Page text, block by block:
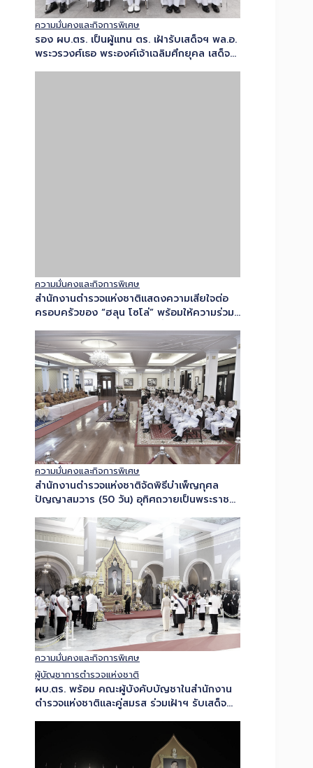
ความมั่นคงและกิจการพิเศษ
รอง ผบ.ตร. เป็นผู้แทน ตร. เฝ้ารับเสด็จฯ พล.อ.
พระวรวงศ์เธอ พระองค์เจ้าเฉลิมศึกยุคล เสด็จ
ครอบครัวของ “ฮลุน โซโล่” พร้อมให้ความร่วม
มือกับหน่วยงานที่เกี่ยวข้อง เพื่อให้การดำเนิน
การตรวจพิสูจน์เป็นไปอย่างรอบคอบ โปร่งใส…
ความมั่นคงและกิจการพิเศษ
สำนักงานตำรวจแห่งชาติจัดพิธีบำเพ็ญกุศล
ปัญญาสมวาร (50 วัน) อุทิศถวายเป็นพระราช
กุศลแด่ สมเด็จพระเจ้าลูกเธอ เจ้าฟ้าพัชรกิติยา
ภา นเรนทิราเทพยวดี กรมหลวงราชสาริณีสิริ
ความมั่นคงและกิจการพิเศษ
ผู้บัญชาการตำรวจแห่งชาติ
ผบ.ตร. พร้อม คณะผู้บังคับบัญชาในสำนักงาน
ตำรวจแห่งชาติและคู่สมรส ร่วมเฝ้าฯ รับเสด็จ
สมเด็จพระกนิษฐาธิราชเจ้า กรมสมเด็จพระเทพ
รัตนราชสุดาฯ สยามบรมราชกุมารี เสด็จฯ ใน
งานสโมสรสันนิบาตเฉลิมพระเกียรติ…